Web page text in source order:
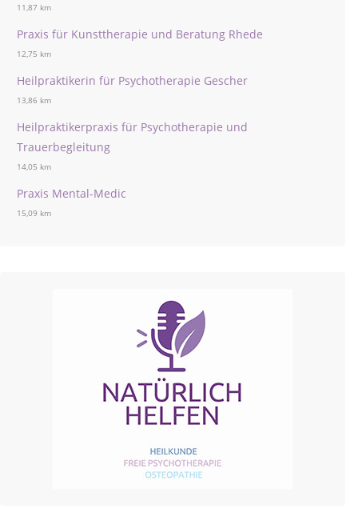
11,87 km
Praxis für Kunsttherapie und Beratung Rhede
12,75 km
Heilpraktikerin für Psychotherapie Gescher
13,86 km
Heilpraktikerpraxis für Psychotherapie und
Trauerbegleitung
14,05 km
Praxis Mental-Medic
15,09 km